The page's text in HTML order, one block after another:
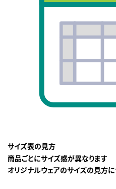
サイズ表の見方
商品ごとにサイズ感が異なります
オリジナルウェアのサイズの見方に